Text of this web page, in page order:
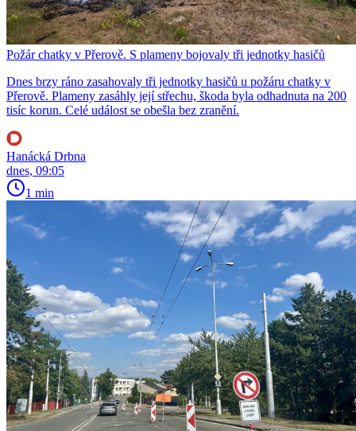
Požár chatky v Přerově. S plameny bojovaly tři jednotky hasičů
Dnes brzy ráno zasahovaly tři jednotky hasičů u požáru chatky v
Přerově. Plameny zasáhly její střechu, škoda byla odhadnuta na 200
tisíc korun. Celé událost se obešla bez zranění.
Hanácká Drbna
dnes, 09:05
1 min